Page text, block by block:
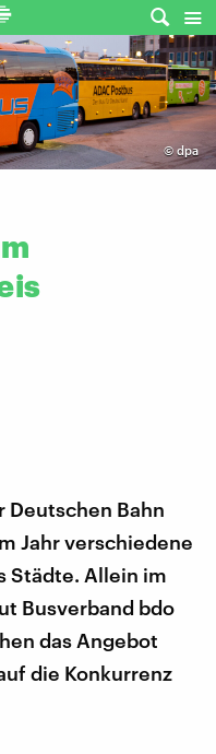
© dpa
Bahn
Jahr verschiedene
Städte. Allein im
Busverband bdo
das Angebot
die Konkurrenz